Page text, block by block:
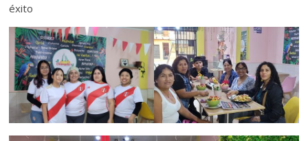
éxito